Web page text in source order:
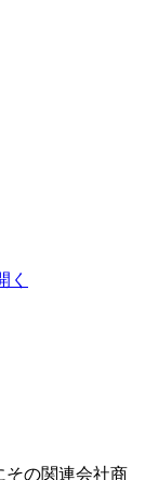
く
の関連会社商